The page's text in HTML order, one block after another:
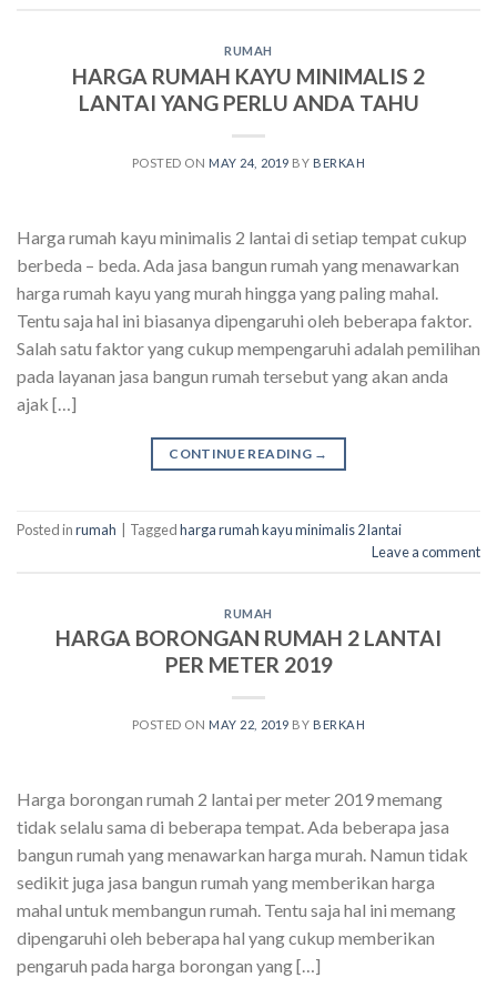
RUMAH
HARGA RUMAH KAYU MINIMALIS 2
LANTAI YANG PERLU ANDA TAHU
POSTED ON MAY 24, 2019 BY BERKAH
Harga rumah kayu minimalis 2 lantai di setiap tempat cukup
berbeda – beda. Ada jasa bangun rumah yang menawarkan
harga rumah kayu yang murah hingga yang paling mahal.
Tentu saja hal ini biasanya dipengaruhi oleh beberapa faktor.
Salah satu faktor yang cukup mempengaruhi adalah pemilihan
pada layanan jasa bangun rumah tersebut yang akan anda
ajak […]
CONTINUE READING →
Posted inrumah Taggedharga rumah kayu minimalis 2 lantai
Leave a comment
RUMAH
HARGA BORONGAN RUMAH 2 LANTAI
PER METER 2019
POSTED ON MAY 22, 2019 BY BERKAH
Harga borongan rumah 2 lantai per meter 2019 memang
tidak selalu sama di beberapa tempat. Ada beberapa jasa
bangun rumah yang menawarkan harga murah. Namun tidak
sedikit juga jasa bangun rumah yang memberikan harga
mahal untuk membangun rumah. Tentu saja hal ini memang
dipengaruhi oleh beberapa hal yang cukup memberikan
pengaruh pada harga borongan yang […]